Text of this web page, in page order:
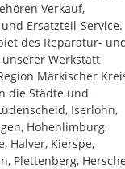
Verkauf,
Ersatzteil-Service.
des Reparatur-
Werkstatt
Märkischer
die Städte und
Iserlohn,
Hohenlimburg,
Halver, Kierspe,
Plettenberg,